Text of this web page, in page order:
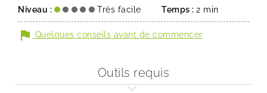
Niveau : Très facile Temps : 2 min
flag Quelques conseils avant de commencer
Outils requis